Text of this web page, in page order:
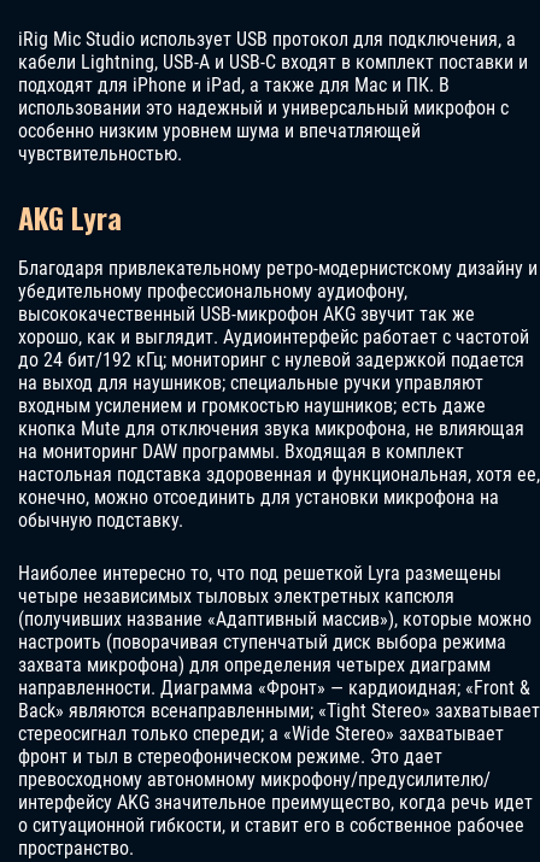
iRig Mic Studio использует USB протокол для подключения, а
кабели Lightning, USB-A и USB-C входят в комплект поставки и
подходят для iPhone и iPad, а также для Mac и ПК. В
использовании это надежный и универсальный микрофон с
особенно низким уровнем шума и впечатляющей
чувствительностью.
AKG Lyra
Благодаря привлекательному ретро-модернистскому дизайну и
убедительному профессиональному аудиофону,
высококачественный USB-микрофон AKG звучит так же
хорошо, как и выглядит. Аудиоинтерфейс работает с частотой
до 24 бит/192 кГц; мониторинг с нулевой задержкой подается
на выход для наушников; специальные ручки управляют
входным усилением и громкостью наушников; есть даже
кнопка Mute для отключения звука микрофона, не влияющая
на мониторинг DAW программы. Входящая в комплект
настольная подставка здоровенная и функциональная, хотя ее,
конечно, можно отсоединить для установки микрофона на
обычную подставку.
Наиболее интересно то, что под решеткой Lyra размещены
четыре независимых тыловых электретных капсюля
(получивших название «Адаптивный массив»), которые можно
настроить (поворачивая ступенчатый диск выбора режима
захвата микрофона) для определения четырех диаграмм
направленности. Диаграмма «Фронт» — кардиоидная; «Front &
Back» являются всенаправленными; «Tight Stereo» захватывает
стереосигнал только спереди; а «Wide Stereo» захватывает
фронт и тыл в стереофоническом режиме. Это дает
превосходному автономному микрофону/предусилителю/
интерфейсу AKG значительное преимущество, когда речь идет
о ситуационной гибкости, и ставит его в собственное рабочее
пространство.